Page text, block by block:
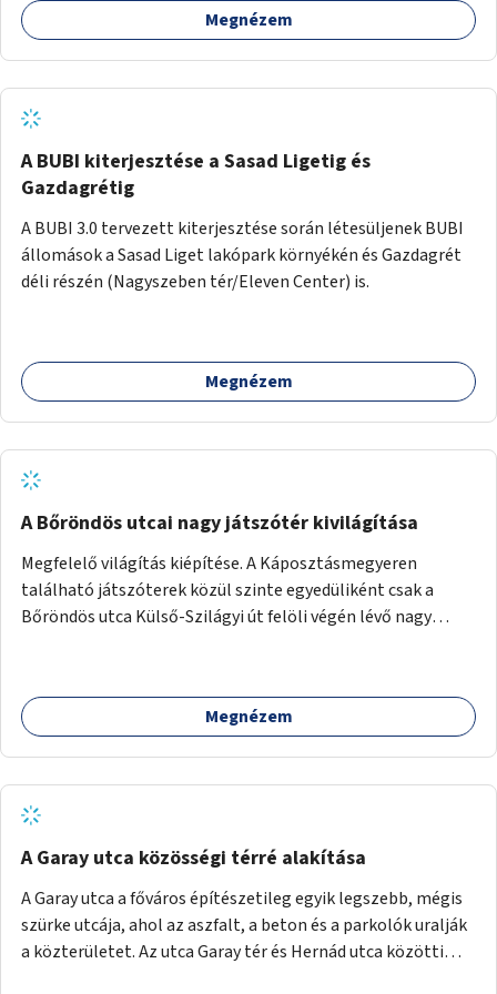
barátságosabbá és zöldebbé lehetne tenni a megállókat.
Megnézem
A BUBI kiterjesztése a Sasad Ligetig és
Gazdagrétig
A BUBI 3.0 tervezett kiterjesztése során létesüljenek BUBI
állomások a Sasad Liget lakópark környékén és Gazdagrét
déli részén (Nagyszeben tér/Eleven Center) is.
Megnézem
A Bőröndös utcai nagy játszótér kivilágítása
Megfelelő világítás kiépítése. A Káposztásmegyeren
található játszóterek közül szinte egyedüliként csak a
Bőröndös utca Külső-Szilágyi út felöli végén lévő nagy
Megnézem
A Garay utca közösségi térré alakítása
A Garay utca a főváros építészetileg egyik legszebb, mégis
szürke utcája, ahol az aszfalt, a beton és a parkolók uralják
a közterületet. Az utca Garay tér és Hernád utca közötti